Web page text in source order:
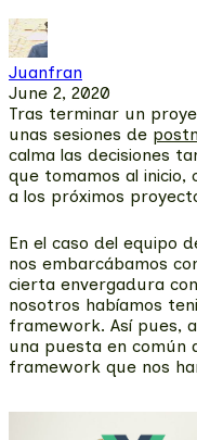
Juanfran
June 2, 2020
Tras terminar un
unas sesiones de
calma las decisiones
que tomamos al
a los próximos
En el caso del equipo
nos embarcábamos
cierta envergadura con
nosotros habíamos
framework. Así pues,
una puesta en común
framework que nos